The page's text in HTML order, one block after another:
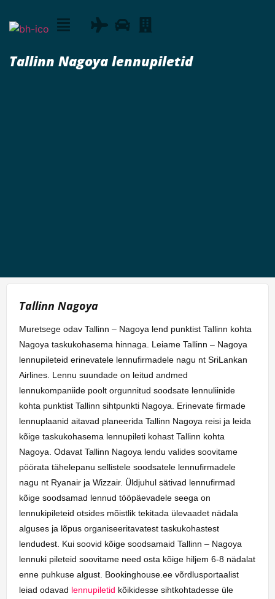
Tallinn Nagoya lennupiletid
Tallinn Nagoya
Muretsege odav Tallinn – Nagoya lend punktist Tallinn kohta
Nagoya taskukohasema hinnaga. Leiame Tallinn – Nagoya
lennupileteid erinevatele lennufirmadele nagu nt SriLankan
Airlines. Lennu suundade on leitud andmed
lennukompaniide poolt orgunnitud soodsate lennuliinide
kohta punktist Tallinn sihtpunkti Nagoya. Erinevate firmade
lennuplaanid aitavad planeerida Tallinn Nagoya reisi ja leida
kõige taskukohasema lennupileti kohast Tallinn kohta
Nagoya. Odavat Tallinn Nagoya lendu valides soovitame
pöörata tähelepanu sellistele soodsatele lennufirmadele
nagu nt Ryanair ja Wizzair. Üldjuhul sätivad lennufirmad
kõige soodsamad lennud tööpäevadele seega on
lennukipileteid otsides mõistlik tekitada ülevaadet nädala
alguses ja lõpus organiseeritavatest taskukohastest
lendudest. Kui soovid kõige soodsamaid Tallinn – Nagoya
lennuki pileteid soovitame need osta kõige hiljem 6-8 nädalat
enne puhkuse algust. Bookinghouse.ee võrdlusportaalist
leiad odavad lennupiletid kõikidesse sihtkohtadesse üle